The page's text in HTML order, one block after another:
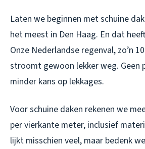
Laten we beginnen met schuine
het meest in Den Haag. En dat
Onze Nederlandse regenval, zo’n
stroomt gewoon lekker weg. Geen
minder kans op lekkages.
Voor schuine daken rekenen we
per vierkante meter, inclusief
lijkt misschien veel, maar bedenk